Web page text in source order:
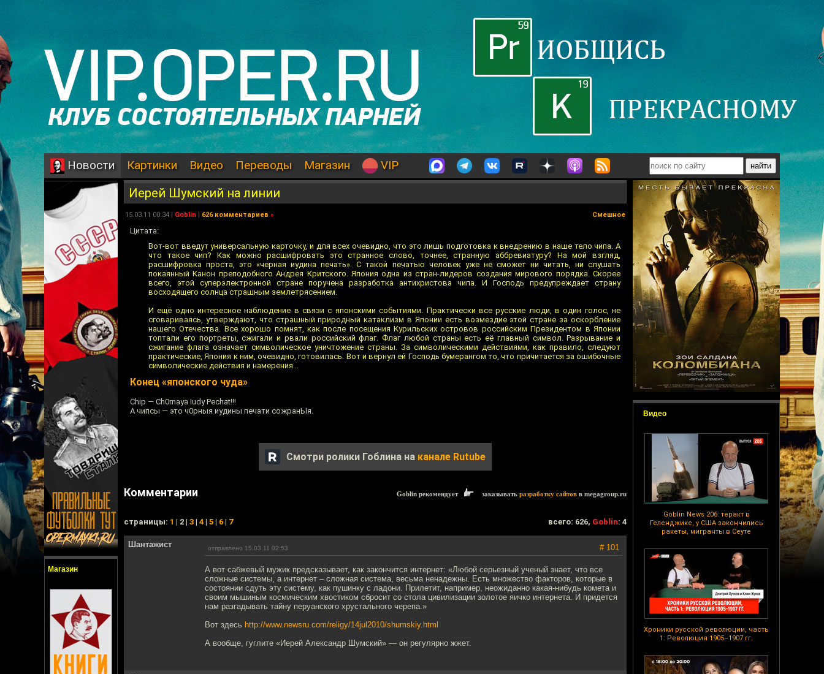
Новости Картинки Видео Переводы Магазин VIP
Магазин
Видео
Goblin News 206: теракт в
Геленджике, у США закончились
ракеты, мигранты в Сеуте
Хроники русской революции, часть
1: Революция 1905–1907 гг.
Иерей Шумский на линии
15.03.11 00:34 | Goblin | 626 комментариев » Смешное
Цитата:
Вот-вот введут универсальную карточку, и для всех очевидно, что это лишь подготовка к внедрению в наше тело чипа. А
что такое чип? Как можно расшифровать это странное слово, точнее, странную аббревиатуру? На мой взгляд,
расшифровка проста, это «черная иудина печать». С такой печатью человек уже не сможет ни читать, ни слушать
покаянный Канон преподобного Андрея Критского. Япония одна из стран-лидеров создания мирового порядка. Скорее
всего, этой суперэлектронной стране поручена разработка антихристова чипа. И Господь предупреждает страну
восходящего солнца страшным землетрясением.
И ещё одно интересное наблюдение в связи с японскими событиями. Практически все русские люди, в один голос, не
сговариваясь, утверждают, что страшный природный катаклизм в Японии есть возмездие этой стране за оскорбление
нашего Отечества. Все хорошо помнят, как после посещения Курильских островов российским Президентом в Японии
топтали его портреты, сжигали и рвали российский флаг. Флаг любой страны есть её главный символ. Разрывание и
сжигание флага означает символическое уничтожение страны. За символическими действиями, как правило, следуют
практические, Япония к ним, очевидно, готовилась. Вот и вернул ей Господь бумерангом то, что причитается за ошибочные
символические действия и намерения...
Конец «японского чуда»
Chip — Ch0rnaya Iudy Pechat!!!
А чипсы — это ч0рныя иудины печати сожранЫя.
Смотри ролики Гоблина на канале Rutube
Комментарии Goblin рекомендует заказывать разработку сайтов в megagroup.ru
cтраницы: 1 | 2 | 3 | 4 | 5 | 6 | 7 всего: 626, Goblin: 4
Шантажист отправлено 15.03.11 02:53 # 101
А вот сабжевый мужик предсказывает, как закончится интернет: «Любой серьезный ученый знает, что все
сложные системы, а интернет – сложная система, весьма ненадежны. Есть множество факторов, которые в
состоянии сдуть эту систему, как пушинку с ладони. Прилетит, например, неожиданно какая-нибудь комета и
своим мышиным космическим хвостиком сбросит со стола цивилизации золотое яичко интернета. И придется
нам разгадывать тайну перуанского хрустального черепа.»
Вот здесь http://www.newsru.com/religy/14jul2010/shumskiy.html
А вообще, гуглите «Иерей Александр Шумский» — он регулярно жжет.